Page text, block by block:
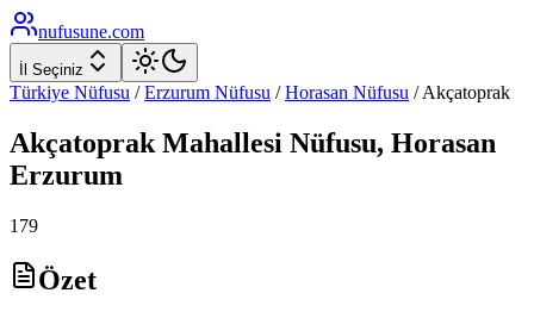
nufusune.com
İl Seçiniz
Türkiye Nüfusu / Erzurum Nüfusu / Horasan Nüfusu /Akçatoprak
Akçatoprak Mahallesi Nüfusu, Horasan
Erzurum
179
Özet